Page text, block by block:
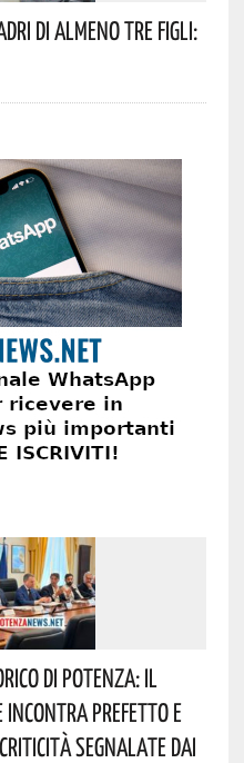
Di Almeno Tre Figli:
Di Potenza: Il
Incontra Prefetto E
Segnalate Dai